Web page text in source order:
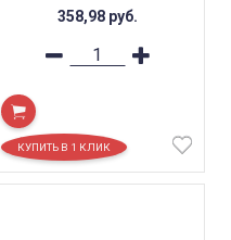
358,98 руб.